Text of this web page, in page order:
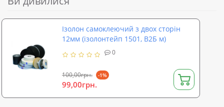
Ізолон самоклеючий з двох сторін
12мм (ізолонтейп 1501, В2Б м)
0
100,00грн. -1%
99,00грн.